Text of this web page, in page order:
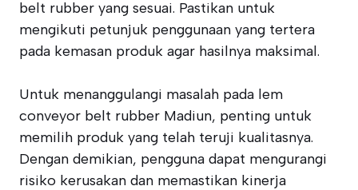
belt rubber yang sesuai. Pastikan untuk
mengikuti petunjuk penggunaan yang tertera
pada kemasan produk agar hasilnya maksimal.
Untuk menanggulangi masalah pada lem
conveyor belt rubber Madiun, penting untuk
memilih produk yang telah teruji kualitasnya.
Dengan demikian, pengguna dapat mengurangi
risiko kerusakan dan memastikan kinerja